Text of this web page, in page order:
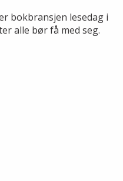
bokbransjen lesedag i
alle bør få med seg.